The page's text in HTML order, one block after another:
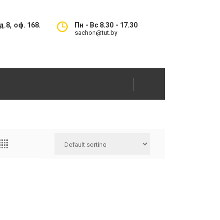
оф. 168. Пн - Вс 8.30 - 17.30
sachon@tut.by